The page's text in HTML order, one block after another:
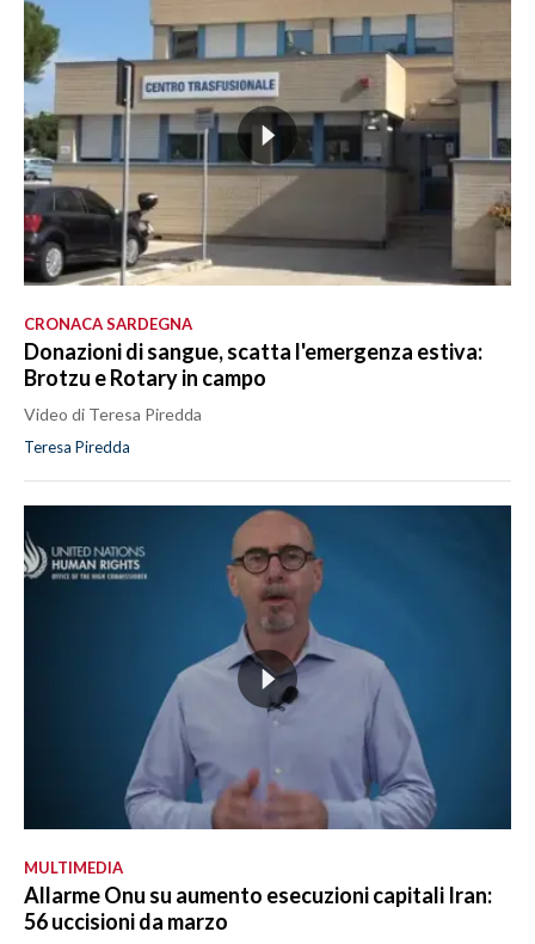
CRONACA SARDEGNA
Donazioni di sangue, scatta l'emergenza estiva:
Brotzu e Rotary in campo
Video di Teresa Piredda
Teresa Piredda
MULTIMEDIA
Allarme Onu su aumento esecuzioni capitali Iran:
56 uccisioni da marzo